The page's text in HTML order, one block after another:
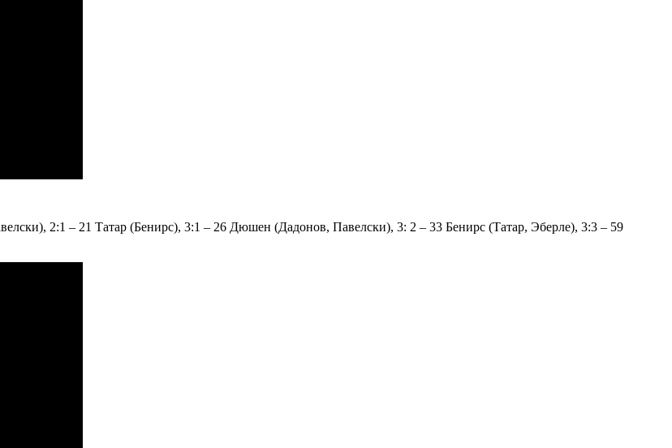
2:1 – 21 Татар (Бенирс), 3:1 – 26 Дюшен (Дадонов, Павелски), 3: 2 – 33 Бенирс (Татар, Эберле), 3:3 – 59